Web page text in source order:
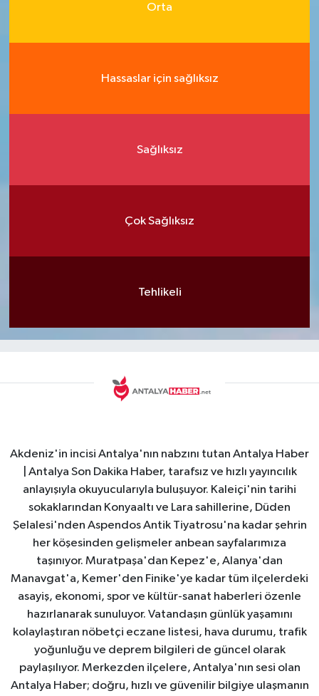
Orta
Hassaslar için sağlıksız
Sağlıksız
Çok Sağlıksız
Tehlikeli
Akdeniz'in incisi Antalya'nın nabzını tutan Antalya Haber
| Antalya Son Dakika Haber, tarafsız ve hızlı yayıncılık
anlayışıyla okuyucularıyla buluşuyor. Kaleiçi'nin tarihi
sokaklarından Konyaaltı ve Lara sahillerine, Düden
Şelalesi'nden Aspendos Antik Tiyatrosu'na kadar şehrin
her köşesinden gelişmeler anbean sayfalarımıza
taşınıyor. Muratpaşa'dan Kepez'e, Alanya'dan
Manavgat'a, Kemer'den Finike'ye kadar tüm ilçelerdeki
asayiş, ekonomi, spor ve kültür-sanat haberleri özenle
hazırlanarak sunuluyor. Vatandaşın günlük yaşamını
kolaylaştıran nöbetçi eczane listesi, hava durumu, trafik
yoğunluğu ve deprem bilgileri de güncel olarak
paylaşılıyor. Merkezden ilçelere, Antalya'nın sesi olan
Antalya Haber; doğru, hızlı ve güvenilir bilgiye ulaşmanın